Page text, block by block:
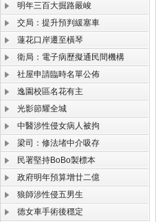
明年三百大掘路嚴峻
交局：提升預判緩塞車
蓮花口岸遷至橫琴
衛局：電子病歷擬通民間機構
社屋申請臨時名單公佈
逸園校區名花有主
光影節耀全城
中醫涉性侵女病人被拘
梁司：修法堵中介吸存
民署堅持BoBo製標本
政府明年預算增廿二億
狼師涉性侵五男生
德女車手術後穩定